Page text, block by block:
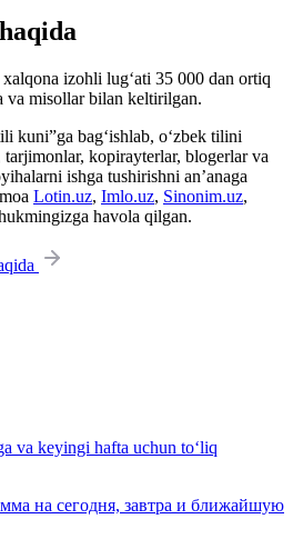
izohli lug‘ati 35 000 dan ortiq
va misollar bilan keltirilgan.
kuni”ga bag‘ishlab, o‘zbek tilini
kopirayterlar, blogerlar va
ishga tushirishni an’anaga
Lotin.uz, Imlo.uz, Sinonim.uz,
havola qilgan.
va keyingi hafta uchun to‘liq
на сегодня, завтра и ближайшую